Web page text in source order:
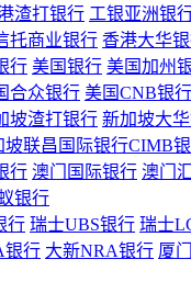
渣打银行 工银亚洲银
托商业银行 香港大华
行 美国银行 美国加州
合众银行 美国CNB银行
坡渣打银行 新加坡大
坡联昌国际银行CIMB
行 澳门国际银行 澳门
银行
行 瑞士UBS银行 瑞士
银行 大新NRA银行 厦